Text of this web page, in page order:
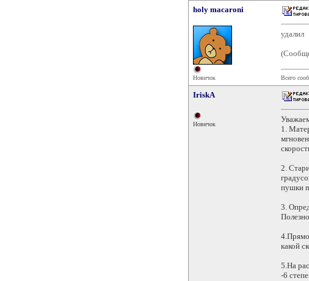
holy macaroni
Новичок
удалил
Всего
IriskA
Новичок
1.
2.
пушки
3.
какой
5.На
-6